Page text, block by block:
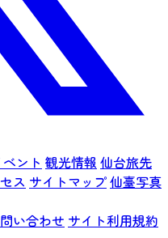
ベント 観光情報 仙台旅先
ス サイトマップ仙臺写真
い合わせ サイト利用規約